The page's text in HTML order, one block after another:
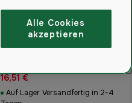
Artfex Koppelhaken 2er
16,51 €
Auf Lager. Versandfertig in 2-4
Alle Cookies
akzeptieren